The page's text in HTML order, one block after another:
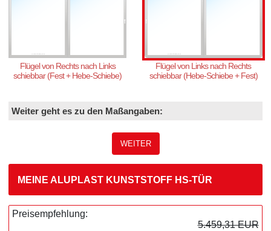
Flügel von Rechts nach Links
schiebbar (Fest + Hebe-Schiebe)
Flügel von Links nach Rechts
schiebbar (Hebe-Schiebe + Fest)
Weiter geht es zu den Maßangaben:
WEITER
MEINE ALUPLAST KUNSTSTOFF HS-TÜR
Preisempfehlung:
5.459,31 EUR